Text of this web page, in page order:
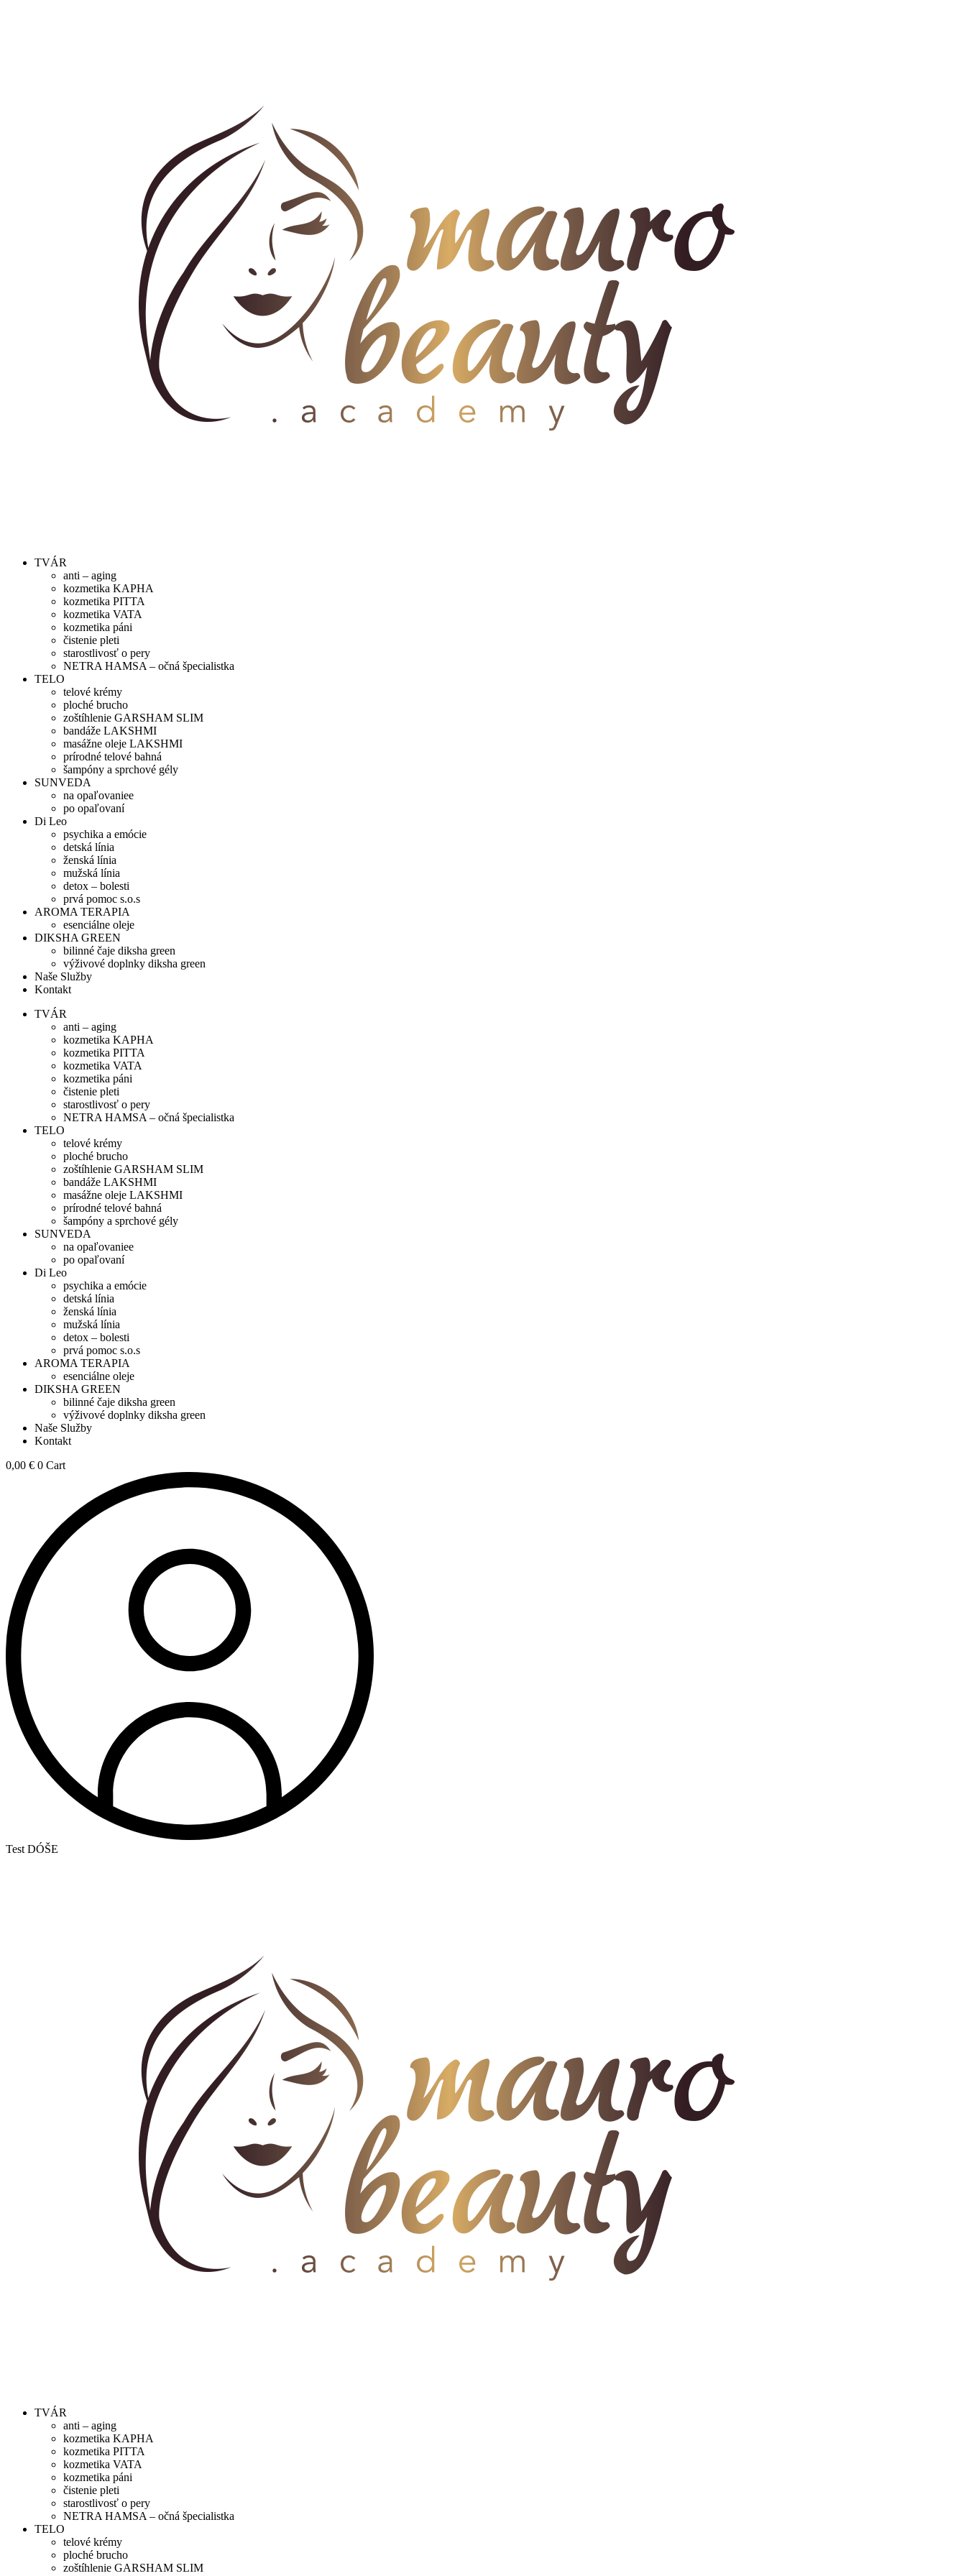
TVÁR
anti – aging
kozmetika KAPHA
kozmetika PITTA
kozmetika VATA
kozmetika páni
čistenie pleti
starostlivosť o pery
NETRA HAMSA – očná špecialistka
TELO
telové krémy
ploché brucho
zoštíhlenie GARSHAM SLIM
bandáže LAKSHMI
masážne oleje LAKSHMI
prírodné telové bahná
šampóny a sprchové gély
SUNVEDA
na opaľovaniee
po opaľovaní
Di Leo
psychika a emócie
detská línia
ženská línia
mužská línia
detox – bolesti
prvá pomoc s.o.s
AROMA TERAPIA
esenciálne oleje
DIKSHA GREEN
bilinné čaje diksha green
výživové doplnky diksha green
Naše Služby
Kontakt
TVÁR
anti – aging
kozmetika KAPHA
kozmetika PITTA
kozmetika VATA
kozmetika páni
čistenie pleti
starostlivosť o pery
NETRA HAMSA – očná špecialistka
TELO
telové krémy
ploché brucho
zoštíhlenie GARSHAM SLIM
bandáže LAKSHMI
masážne oleje LAKSHMI
prírodné telové bahná
šampóny a sprchové gély
SUNVEDA
na opaľovaniee
po opaľovaní
Di Leo
psychika a emócie
detská línia
ženská línia
mužská línia
detox – bolesti
prvá pomoc s.o.s
AROMA TERAPIA
esenciálne oleje
DIKSHA GREEN
bilinné čaje diksha green
výživové doplnky diksha green
Naše Služby
Kontakt
0,00 € 0 Cart
Test DÓŠE
TVÁR
anti – aging
kozmetika KAPHA
kozmetika PITTA
kozmetika VATA
kozmetika páni
čistenie pleti
starostlivosť o pery
NETRA HAMSA – očná špecialistka
TELO
telové krémy
ploché brucho
zoštíhlenie GARSHAM SLIM